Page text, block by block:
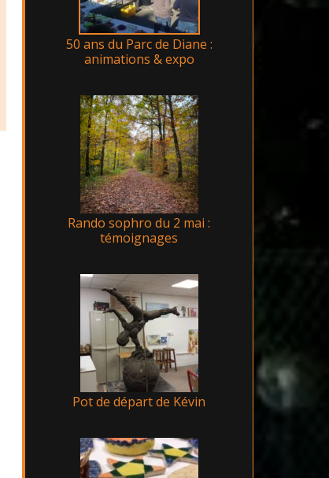
50 ans du Parc de Diane :
animations & expo
Rando sophro du 2 mai :
témoignages
Pot de départ de Kévin